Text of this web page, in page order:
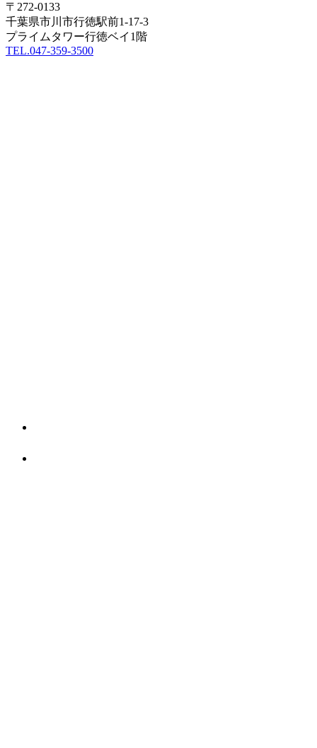
〒272-0133
千葉県市川市行徳駅前1-17-3
プライムタワー行徳ベイ1階
TEL.047-359-3500